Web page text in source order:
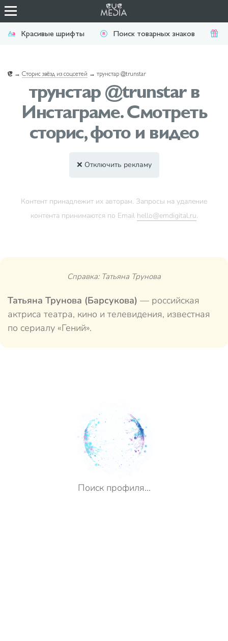
Красивые шрифты Поиск товарных знаков
→ Сторис звёзд из соцсетей →трунстар @trunstar
трунстар @trunstar в
Инстаграме. Смотреть
сторис, фото и видео
❌ Отключить рекламу
Контент принадлежит их авторам. Запросы на удаление
контента принимаются по Email hello@emdigital.ru.
Справка: Татьяна Трунова
Татьяна Трунова (Барсукова) — российская
актриса театра, кино и телевидения, известная
по сериалу «Гений».
Загрузка...
Включаю поиск...
Поиск по базе данных...
Поиск профиля...